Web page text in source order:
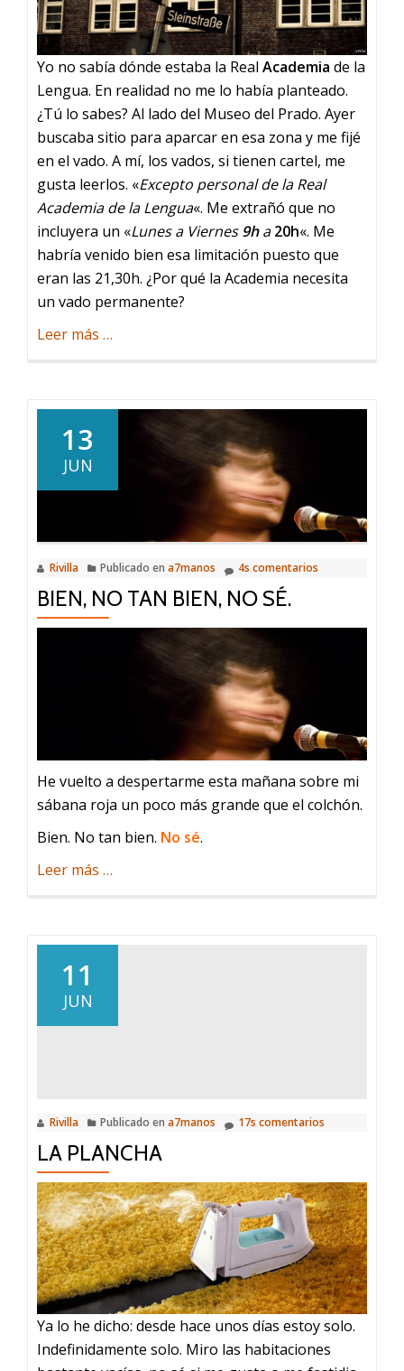
Yo no sabía dónde estaba la Real Academia de la
Lengua. En realidad no me lo había planteado.
¿Tú lo sabes? Al lado del Museo del Prado. Ayer
buscaba sitio para aparcar en esa zona y me fijé
en el vado. A mí, los vados, si tienen cartel, me
gusta leerlos. «Excepto personal de la Real
Academia de la Lengua«. Me extrañó que no
incluyera un «Lunes a Viernes9ha20h«. Me
habría venido bien esa limitación puesto que
eran las 21,30h. ¿Por qué la Academia necesita
un vado permanente?
Leer más acerca
…
13
JUN
Rivilla Publicado en a7manos 4s comentarios
BIEN, NO TAN BIEN, NO SÉ.
He vuelto a despertarme esta mañana sobre mi
sábana roja un poco más grande que el colchón.
Bien. No tan bien. No sé.
Leer más acerca
…
11
JUN
Rivilla Publicado en a7manos 17s comentarios
LA PLANCHA
Ya lo he dicho: desde hace unos días estoy solo.
Indefinidamente solo. Miro las habitaciones